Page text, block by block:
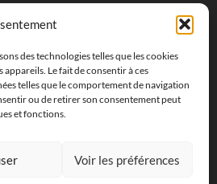
des technologies telles que les cookies
Le fait de consentir à ces
telles que le comportement de navigation
ou de retirer son consentement peut
et fonctions.
Voir les préférences
Martigues, France
+33652313256‬